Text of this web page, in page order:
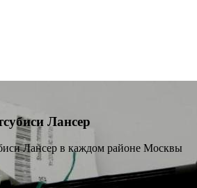
Лансер
Лансер в каждом районе Москвы